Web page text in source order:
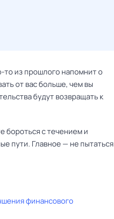
из прошлого напомнит о
от вас больше, чем вы
будут возвращать к
бороться с течением и
пути. Главное — не пытаться
финансового